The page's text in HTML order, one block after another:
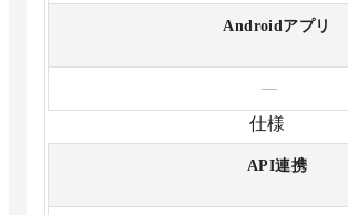
Androidアプリ
—
仕様
API連携